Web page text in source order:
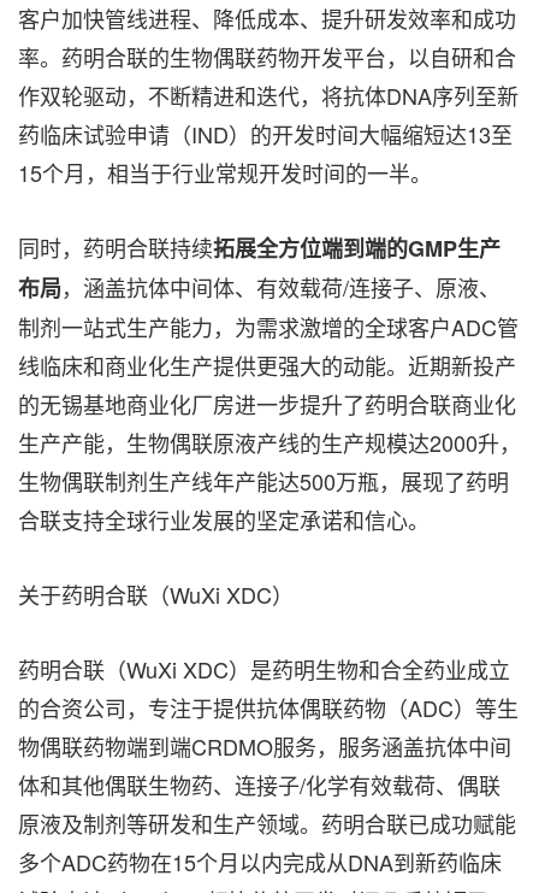
客户加快管线进程、降低成本、提升研发效率和成功
率。药明合联的生物偶联药物开发平台，以自研和合
作双轮驱动，不断精进和迭代，将抗体DNA序列至新
药临床试验申请（IND）的开发时间大幅缩短达13至
15个月，相当于行业常规开发时间的一半。
同时，药明合联持续拓展全方位端到端的GMP生产
布局，涵盖抗体中间体、有效载荷/连接子、原液、
制剂一站式生产能力，为需求激增的全球客户ADC管
线临床和商业化生产提供更强大的动能。近期新投产
的无锡基地商业化厂房进一步提升了药明合联商业化
生产产能，生物偶联原液产线的生产规模达2000升，
生物偶联制剂生产线年产能达500万瓶，展现了药明
合联支持全球行业发展的坚定承诺和信心。
关于药明合联（WuXi XDC）
药明合联（WuXi XDC）是药明生物和合全药业成立
的合资公司，专注于提供抗体偶联药物（ADC）等生
物偶联药物端到端CRDMO服务，服务涵盖抗体中间
体和其他偶联生物药、连接子/化学有效载荷、偶联
原液及制剂等研发和生产领域。药明合联已成功赋能
多个ADC药物在15个月以内完成从DNA到新药临床